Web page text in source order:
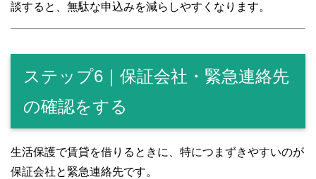
談すると、無駄な申込みを減らしやすくなります。
ステップ6｜保証会社・緊急連絡先
の確認をする
生活保護で賃貸を借りるときに、特につまずきやすいのが
保証会社と緊急連絡先です。